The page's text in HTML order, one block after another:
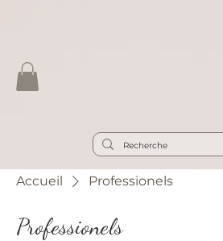
Accueil Professionels
Professionels